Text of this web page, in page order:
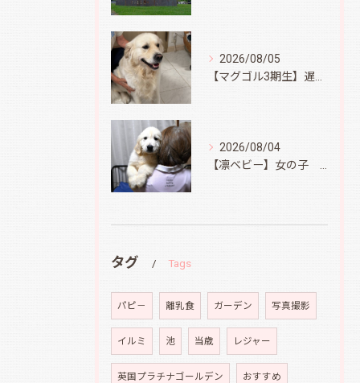
2026/08/05
2026/08/04
タグ Tags
パピ－ 離乳食 ガーデン 写真撮影
イルミ 池 当歳 レジャー
英国プラチナゴールデン おすすめ